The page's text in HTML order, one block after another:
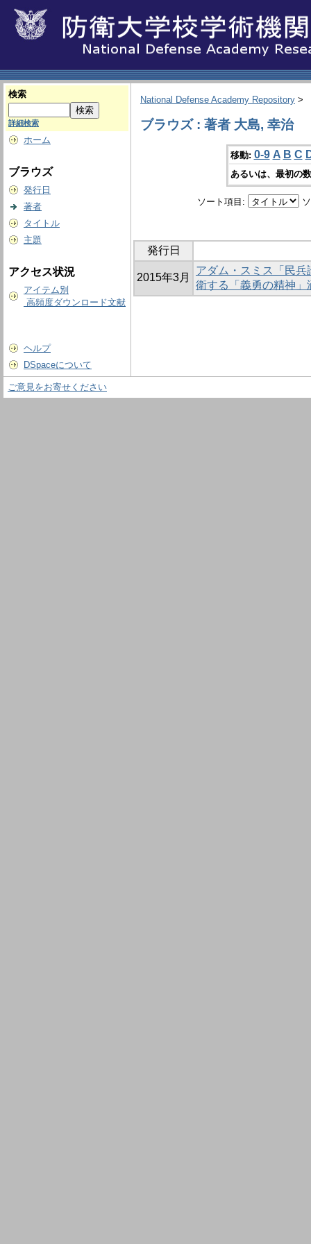
検索
詳細検索
ホーム
ブラウズ
発行日
著者
タイトル
主題
アクセス状況
アイテム別
高頻度ダウンロード文献
ヘルプ
DSpaceについて
National Defense Academy Repository >
ブラウズ : 著者 大島, 幸治
移動: 0-9 A B C
あるいは、最初の
ソート項目:
発行日
2015年3月
アダム・スミス「民
衛する「義勇の精神
ご意見をお寄せください